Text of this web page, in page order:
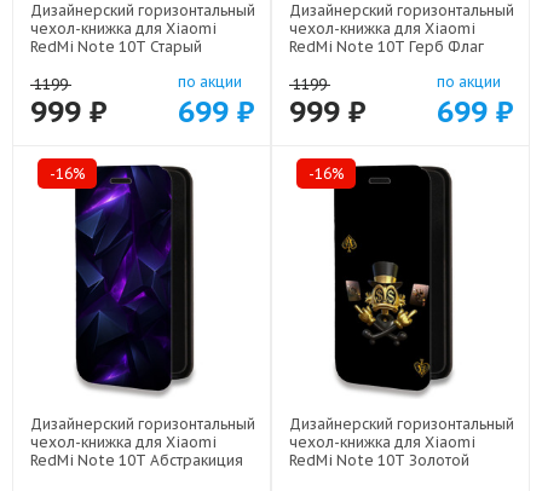
Дизайнерский горизонтальный
чехол-книжка для Xiaomi
RedMi Note 10T Старый
1199
999 ₽
по акции
699 ₽
Дизайнерский горизонтальный
чехол-книжка для Xiaomi
RedMi Note 10T Герб Флаг
1199
999 ₽
по акции
699 ₽
-16%
Дизайнерский горизонтальный
чехол-книжка для Xiaomi
RedMi Note 10T Абстракиция
-16%
Дизайнерский горизонтальный
чехол-книжка для Xiaomi
RedMi Note 10T Золотой